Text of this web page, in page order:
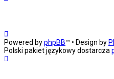
Powered byphpBB™ • Design by
Polski pakiet językowy dostarcza